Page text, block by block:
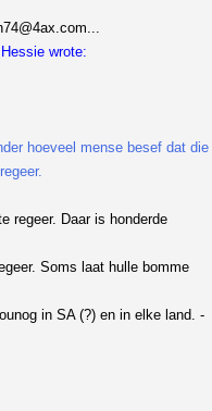
wrote:
hoeveel mense besef dat die
regeer. Daar is honderde
Soms laat hulle bomme
in SA (?) en in elke land. -